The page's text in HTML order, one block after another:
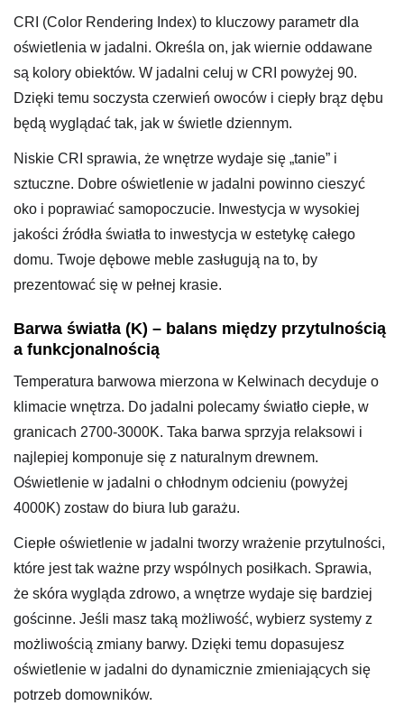
CRI (Color Rendering Index) to kluczowy parametr dla
oświetlenia w jadalni. Określa on, jak wiernie oddawane
są kolory obiektów. W jadalni celuj w CRI powyżej 90.
Dzięki temu soczysta czerwień owoców i ciepły brąz dębu
będą wyglądać tak, jak w świetle dziennym.
Niskie CRI sprawia, że wnętrze wydaje się „tanie” i
sztuczne. Dobre oświetlenie w jadalni powinno cieszyć
oko i poprawiać samopoczucie. Inwestycja w wysokiej
jakości źródła światła to inwestycja w estetykę całego
domu. Twoje dębowe meble zasługują na to, by
prezentować się w pełnej krasie.
Barwa światła (K) – balans między przytulnością
a funkcjonalnością
Temperatura barwowa mierzona w Kelwinach decyduje o
klimacie wnętrza. Do jadalni polecamy światło ciepłe, w
granicach 2700-3000K. Taka barwa sprzyja relaksowi i
najlepiej komponuje się z naturalnym drewnem.
Oświetlenie w jadalni o chłodnym odcieniu (powyżej
4000K) zostaw do biura lub garażu.
Ciepłe oświetlenie w jadalni tworzy wrażenie przytulności,
które jest tak ważne przy wspólnych posiłkach. Sprawia,
że skóra wygląda zdrowo, a wnętrze wydaje się bardziej
gościnne. Jeśli masz taką możliwość, wybierz systemy z
możliwością zmiany barwy. Dzięki temu dopasujesz
oświetlenie w jadalni do dynamicznie zmieniających się
potrzeb domowników.